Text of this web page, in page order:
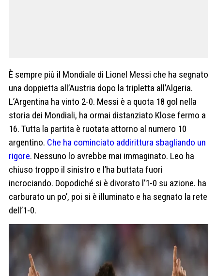
È sempre più il Mondiale di Lionel Messi che ha segnato
una doppietta all’Austria dopo la tripletta all’Algeria.
L’Argentina ha vinto 2-0. Messi è a quota 18 gol nella
storia dei Mondiali, ha ormai distanziato Klose fermo a
16. Tutta la partita è ruotata attorno al numero 10
argentino. Che ha cominciato addirittura sbagliando un
rigore. Nessuno lo avrebbe mai immaginato. Leo ha
chiuso troppo il sinistro e l’ha buttata fuori
incrociando. Dopodiché si è divorato l’1-0 su azione. ha
carburato un po’, poi si è illuminato e ha segnato la rete
dell’1-0.